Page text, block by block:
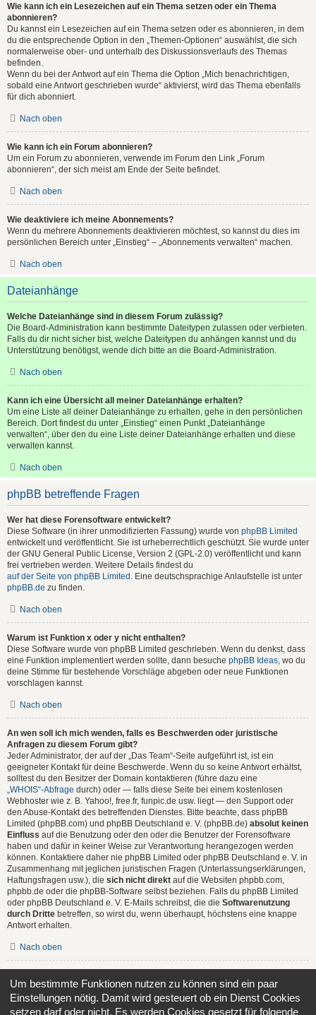
Wie kann ich ein Lesezeichen auf ein Thema setzen oder ein Thema
abonnieren?
Du kannst ein Lesezeichen auf ein Thema setzen oder es abonnieren, in dem
du die entsprechende Option in den „Themen-Optionen“ auswählst, die sich
normalerweise ober- und unterhalb des Diskussionsverlaufs des Themas
befinden.
Wenn du bei der Antwort auf ein Thema die Option „Mich benachrichtigen,
sobald eine Antwort geschrieben wurde“ aktivierst, wird das Thema ebenfalls
für dich abonniert.
Nach oben
Wie kann ich ein Forum abonnieren?
Um ein Forum zu abonnieren, verwende im Forum den Link „Forum
abonnieren“, der sich meist am Ende der Seite befindet.
Nach oben
Wie deaktiviere ich meine Abonnements?
Wenn du mehrere Abonnements deaktivieren möchtest, so kannst du dies im
persönlichen Bereich unter „Einstieg“ – „Abonnements verwalten“ machen.
Nach oben
Dateianhänge
Welche Dateianhänge sind in diesem Forum zulässig?
Die Board-Administration kann bestimmte Dateitypen zulassen oder verbieten.
Falls du dir nicht sicher bist, welche Dateitypen du anhängen kannst und du
Unterstützung benötigst, wende dich bitte an die Board-Administration.
Nach oben
Kann ich eine Übersicht all meiner Dateianhänge erhalten?
Um eine Liste all deiner Dateianhänge zu erhalten, gehe in den persönlichen
Bereich. Dort findest du unter „Einstieg“ einen Punkt „Dateianhänge
verwalten“, über den du eine Liste deiner Dateianhänge erhalten und diese
verwalten kannst.
Nach oben
phpBB betreffende Fragen
Wer hat diese Forensoftware entwickelt?
Diese Software (in ihrer unmodifizierten Fassung) wurde von phpBB Limited
entwickelt und veröffentlicht. Sie ist urheberrechtlich geschützt. Sie wurde unter
der GNU General Public License, Version 2 (GPL-2.0) veröffentlicht und kann
frei vertrieben werden. Weitere Details findest du
auf der Seite von phpBB Limited . Eine deutschsprachige Anlaufstelle ist unter
phpBB.de zu finden.
Nach oben
Warum ist Funktion x oder y nicht enthalten?
Diese Software wurde von phpBB Limited geschrieben. Wenn du denkst, dass
eine Funktion implementiert werden sollte, dann besuche phpBB Ideas , wo du
deine Stimme für bestehende Vorschläge abgeben oder neue Funktionen
vorschlagen kannst.
Nach oben
An wen soll ich mich wenden, falls es Beschwerden oder juristische
Anfragen zu diesem Forum gibt?
Jeder Administrator, der auf der „Das Team“-Seite aufgeführt ist, ist ein
geeigneter Kontakt für deine Beschwerde. Wenn du so keine Antwort erhältst,
solltest du den Besitzer der Domain kontaktieren (führe dazu eine
„WHOIS“-Abfrage durch) oder — falls diese Seite bei einem kostenlosen
Webhoster wie z. B. Yahoo!, free.fr, funpic.de usw. liegt — den Support oder
den Abuse-Kontakt des betreffenden Dienstes. Bitte beachte, dass phpBB
Limited (phpBB.com) und phpBB Deutschland e. V. (phpBB.de) absolut keinen
Einfluss auf die Benutzung oder den oder die Benutzer der Forensoftware
haben und dafür in keiner Weise zur Verantwortung herangezogen werden
können. Kontaktiere daher nie phpBB Limited oder phpBB Deutschland e. V. in
Zusammenhang mit jeglichen juristischen Fragen (Unterlassungserklärungen,
Haftungsfragen usw.), die sich nicht direkt auf die Websiten phpbb.com,
phpbb.de oder die phpBB-Software selbst beziehen. Falls du phpBB Limited
oder phpBB Deutschland e. V. E-Mails schreibst, die die Softwarenutzung
durch Dritte betreffen, so wirst du, wenn überhaupt, höchstens eine knappe
Antwort erhalten.
Nach oben
Alle Benutzer des Boards können das Kontaktformular nutzen, wenn die
Funktion durch die Board-Administration aktiviert wurde.
Mitglieder des Boards können zusätzlich den Link „Das Team“ verwenden.
Um bestimmte Funktionen nutzen zu können sind ein paar
Einstellungen nötig. Damit wird gesteuert ob ein Dienst Cookies
setzen darf oder nicht. Es werden Cookies gesetzt für folgende